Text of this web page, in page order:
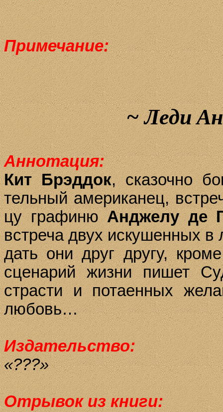
Примечание:
~Леди
Аннотация:
Кит Брэд­док, ска­зоч­но
тель­ный аме­ри­ка­нец,
цу гра­фи­нюАн­д­же­луде
встре­ча двух ис­ку­шен­ных
дать они друг дру­гу,
сце­на­рий жиз­ни пи­шет
страс­ти и по­та­ен­ных
лю­бовь…
Издательство:
«???»
Отрывок из книги: